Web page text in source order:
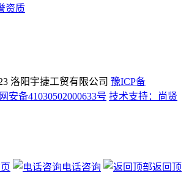
资质
洛阳宇捷工贸有限公司 豫ICP备
安备41030502000633号 技术支持：尚贤
电话咨询 返回顶